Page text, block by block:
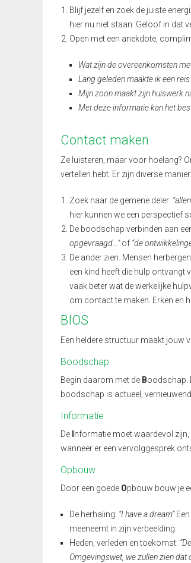
Blijf jezelf en zoek de juiste
hier nu niet staan. Geloof in dat
Open met een anekdote,
Wat zijn de overeenkomsten
Lang geleden maakte ik een
Mijn zoon maakt zijn huiswerk
Met deze informatie kan het
Contact maken
Ze luisteren, maar voor hoelang?
vertellen hebt. Er zijn diverse
Zoek naar de gemene deler:
hier kunnen we een perspectief
De boodschap verbinden aan
opgevraagd…”of “de
De ander zien. Mensen
een kind heeft die hulp ontvangt
vaak beter wat de werkelijke
om contact te maken. Erken en
BIOS
Een heldere structuur maakt jouw
Boodschap
Begin daarom met de Boodschap.
boodschap is actueel,
Informatie
De nformatie moet waardevol zijn,
wanneer er een vervolggesprek
Opbouw
Door een goede Opbouw bouw je
De herhaling: “I have a dream”
meeneemt in zijn verbeelding.
Heden, verleden en toekomst:
Omgevingswet, we zullen zien dat